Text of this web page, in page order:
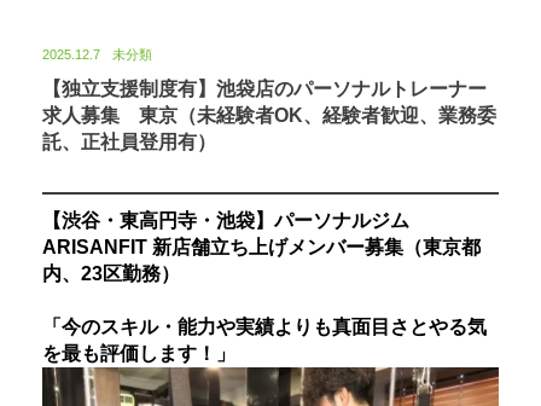
2025.12.7 未分類
【独立支援制度有】池袋店のパーソナルトレーナー
求人募集 東京（未経験者OK、経験者歓迎、業務委
託、正社員登用有）
【渋谷・東高円寺・池袋】パーソナルジム
ARISANFIT 新店舗立ち上げメンバー募集（東京都
内、23区勤務）
「今のスキル・能力や実績よりも真面目さとやる気
を最も評価します！」